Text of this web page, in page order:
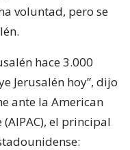
voluntad, pero se
hace 3.000
Jerusalén hoy”, dijo
ante la American
el principal